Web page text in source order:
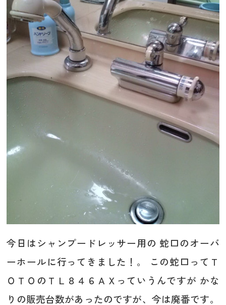
今日はシャンプードレッサー用の 蛇口のオーバ
ーホールに行ってきました！。 この蛇口ってＴ
ＯＴＯのＴＬ８４６ＡＸっていうんですが かな
りの販売台数があったのですが、今は廃番です。